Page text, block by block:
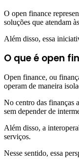
O open finance
soluções que atendam
Além disso, essa
O que é open
Open finance, ou
operam de maneira
No centro das finanças
sem depender de
Além disso, a
serviços.
Nesse sentido, essa